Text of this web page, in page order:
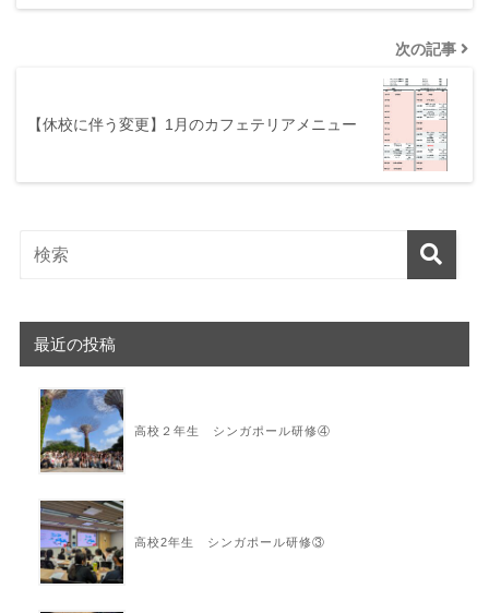
次の記事
【休校に伴う変更】1月のカフェテリアメニュー
最近の投稿
高校２年生 シンガポール研修④
高校2年生 シンガポール研修③